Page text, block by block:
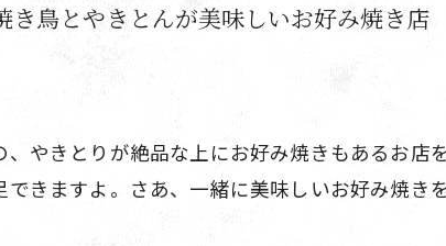
鳥とやきとんが美味しいお好み焼き店
やきとりが絶品な上にお好み焼きもあるお店
きますよ。さあ、一緒に美味しいお好み焼き